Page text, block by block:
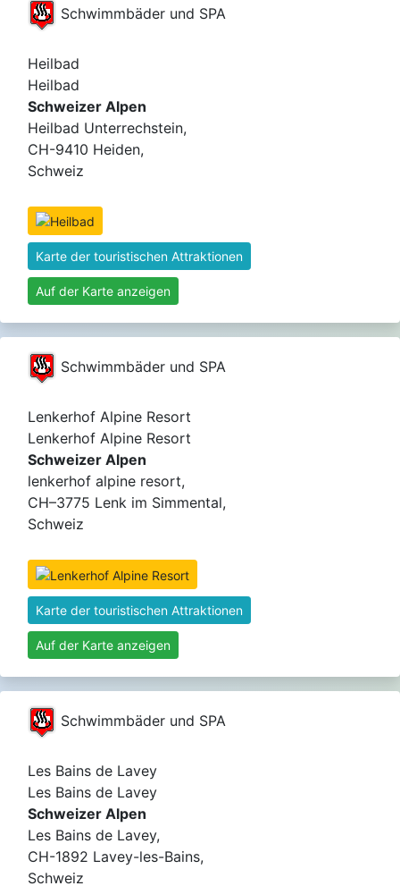
Schwimmbäder und SPA
Heilbad
Heilbad
Schweizer Alpen
Heilbad Unterrechstein,
CH-9410 Heiden,
Schweiz
Karte der touristischen Attraktionen
Auf der Karte anzeigen
Schwimmbäder und SPA
Lenkerhof Alpine Resort
Lenkerhof Alpine Resort
Schweizer Alpen
lenkerhof alpine resort,
CH–3775 Lenk im Simmental,
Schweiz
Karte der touristischen Attraktionen
Auf der Karte anzeigen
Schwimmbäder und SPA
Les Bains de Lavey
Les Bains de Lavey
Schweizer Alpen
Les Bains de Lavey,
CH-1892 Lavey-les-Bains,
Schweiz